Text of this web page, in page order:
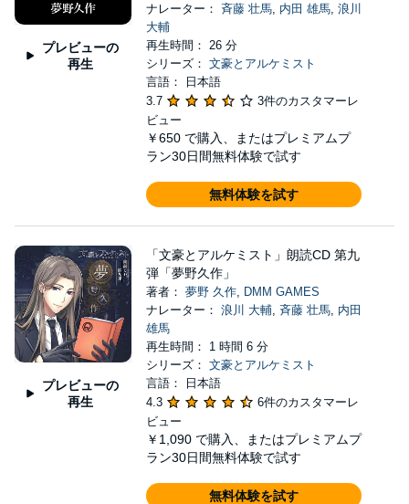
プレビューの
再生
ナレーター： 斉藤 壮馬, 内田 雄馬, 浪川
大輔
再生時間： 26 分
シリーズ： 文豪とアルケミスト
言語： 日本語
3.7
3件のカスタマーレ
ビュー
￥650 で購入、またはプレミアムプ
ラン30日間無料体験で試す
無料体験を試す
プレビューの
再生
「文豪とアルケミスト」朗読CD 第九
弾「夢野久作」
著者： 夢野 久作,
DMM GAMES
ナレーター： 浪川 大輔, 斉藤 壮馬, 内田
雄馬
再生時間： 1 時間 6 分
シリーズ： 文豪とアルケミスト
言語： 日本語
4.3
6件のカスタマーレ
ビュー
￥1,090 で購入、またはプレミアムプ
ラン30日間無料体験で試す
無料体験を試す